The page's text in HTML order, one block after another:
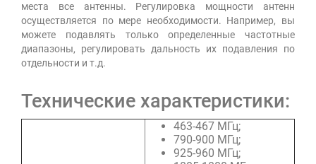
места все антенны. Регулировка мощности антенн
осуществляется по мере необходимости. Например, вы
можете подавлять только определенные частотные
диапазоны, регулировать дальность их подавления по
отдельности и т.д.
Технические характеристики:
463-467 МГц;
790-900 МГц;
925-960 МГц;